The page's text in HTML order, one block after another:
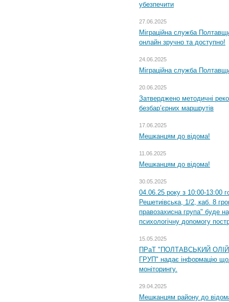
убезпечити
27.06.2025
Міграційна служба
онлайн зручно та доступно!
24.06.2025
Міграційна служба
20.06.2025
Затверджено методичні
безбар’єрних маршрутів
17.06.2025
Мешканцям до відома!
11.06.2025
Мешканцям до відома!
30.05.2025
04.06.25 року з 10:00-13:00
Решетиівська, 1/2, каб. 8
правозахисна група" буде
психологічну допомогу
15.05.2025
ПРаТ "ПОЛТАВСЬКИЙ
ГРУП" надає інформацію
моніторингу.
29.04.2025
Мешканцям району до